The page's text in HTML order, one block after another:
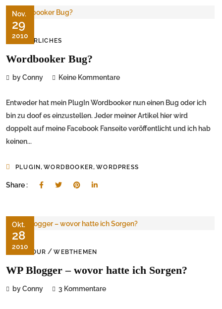
Nov.
29
2010
ÄRGERLICHES
Wordbooker Bug?
by Conny Keine Kommentare
Entweder hat mein PlugIn Wordbooker nun einen Bug oder ich
bin zu doof es einzustellen. Jeder meiner Artikel hier wird
doppelt auf meine Facebook Fanseite veröffentlicht und ich hab
keinen...
PLUGIN,WORDBOOKER,WORDPRESS
Share :
Okt.
28
2010
ON TOUR /WEBTHEMEN
WP Blogger – wovor hatte ich Sorgen?
by Conny 3 Kommentare